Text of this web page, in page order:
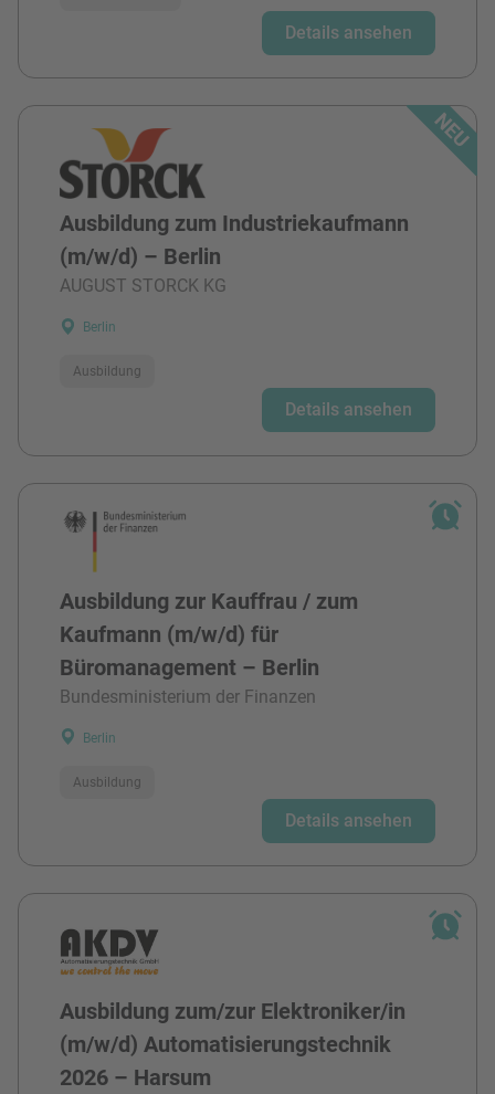
Details ansehen
Ausbildung zum Industriekaufmann
(m/w/d) – Berlin
AUGUST STORCK KG
Berlin
Ausbildung
Details ansehen
Ausbildung zur Kauffrau / zum
Kaufmann (m/w/d) für
Büromanagement – Berlin
Bundesministerium der Finanzen
Berlin
Ausbildung
Details ansehen
Ausbildung zum/zur Elektroniker/in
(m/w/d) Automatisierungstechnik
2026 – Harsum